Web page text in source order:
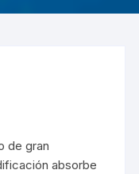
de gran
absorbe